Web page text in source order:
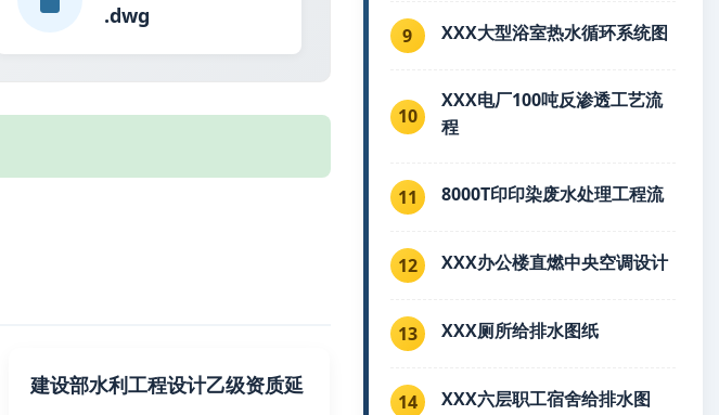
.dwg
建设部水利工程设计乙级资质延
9 XXX大型浴室热水循环系统图
10
XXX电厂100吨反渗透工艺流
程
11 8000T印印染废水处理工程流
12 XXX办公楼直燃中央空调设计
13 XXX厕所给排水图纸
14 XXX六层职工宿舍给排水图